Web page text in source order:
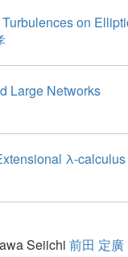
on
Large Networks
λ-calculus
Seiichi 前田 定廣